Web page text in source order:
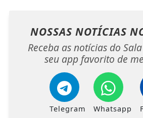
NOSSAS NOTÍCIAS
Receba as notícias do
seu app favorito de
Telegram Whatsapp